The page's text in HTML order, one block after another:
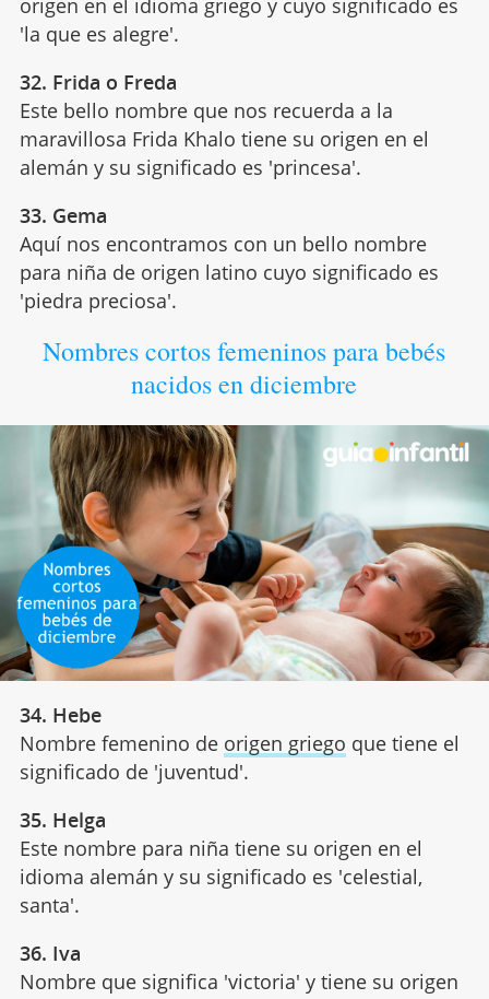
'la que es alegre'.
32. Frida o Freda
Este bello nombre que nos recuerda a la
maravillosa Frida Khalo tiene su origen en el
alemán y su significado es 'princesa'.
33. Gema
Aquí nos encontramos con un bello nombre
para niña de origen latino cuyo significado es
'piedra preciosa'.
Nombres cortos femeninos para bebés
nacidos en diciembre
34. Hebe
Nombre femenino de origen griego que tiene el
significado de 'juventud'.
35. Helga
Este nombre para niña tiene su origen en el
idioma alemán y su significado es 'celestial,
santa'.
36. Iva
Nombre que significa 'victoria' y tiene su origen